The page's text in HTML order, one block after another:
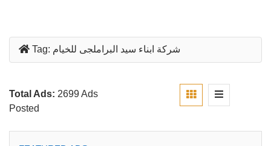
Tag: شركة ابناء سيد البراملجى للخيام
Total Ads: 2699 Ads
Posted